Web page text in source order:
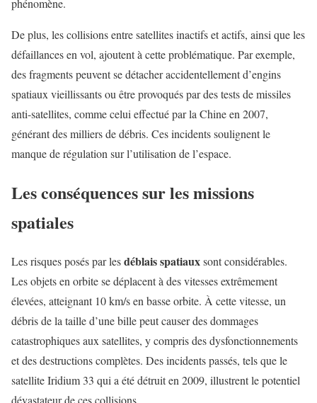
phénomène.
De plus, les collisions entre satellites inactifs et actifs, ainsi que les
défaillances en vol, ajoutent à cette problématique. Par exemple,
des fragments peuvent se détacher accidentellement d’engins
spatiaux vieillissants ou être provoqués par des tests de missiles
anti-satellites, comme celui effectué par la Chine en 2007,
générant des milliers de débris. Ces incidents soulignent le
manque de régulation sur l’utilisation de l’espace.
Les conséquences sur les missions
spatiales
Les risques posés par lesdéblais spatiauxsont considérables.
Les objets en orbite se déplacent à des vitesses extrêmement
élevées, atteignant 10 km/s en basse orbite. À cette vitesse, un
débris de la taille d’une bille peut causer des dommages
catastrophiques aux satellites, y compris des dysfonctionnements
et des destructions complètes. Des incidents passés, tels que le
satellite Iridium 33 qui a été détruit en 2009, illustrent le potentiel
dévastateur de ces collisions.